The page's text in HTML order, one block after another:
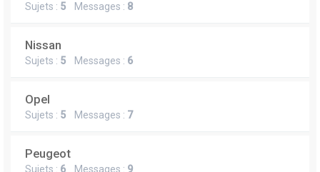
Sujets : 5 Messages : 8
Nissan
Sujets : 5 Messages : 6
Opel
Sujets : 5 Messages : 7
Peugeot
Sujets : 6 Messages : 9